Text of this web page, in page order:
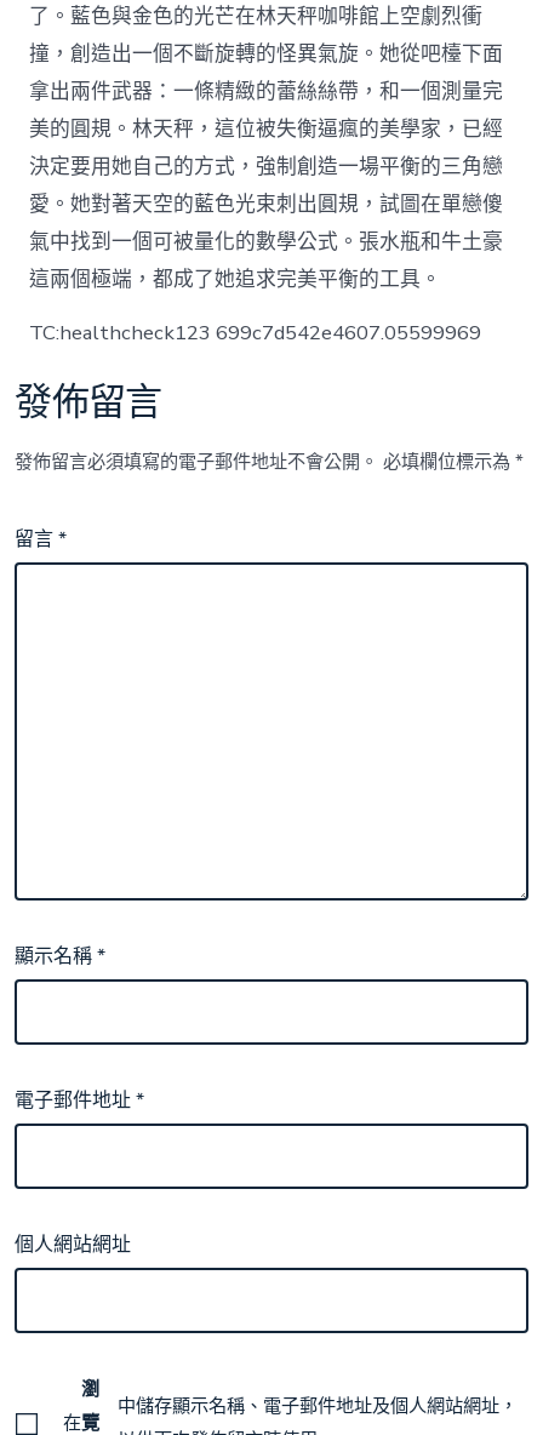
了。藍色與金色的光芒在林天秤咖啡館上空劇烈衝
撞，創造出一個不斷旋轉的怪異氣旋。她從吧檯下面
拿出兩件武器：一條精緻的蕾絲絲帶，和一個測量完
美的圓規。林天秤，這位被失衡逼瘋的美學家，已經
決定要用她自己的方式，強制創造一場平衡的三角戀
愛。她對著天空的藍色光束刺出圓規，試圖在單戀傻
氣中找到一個可被量化的數學公式。張水瓶和牛土豪
這兩個極端，都成了她追求完美平衡的工具。
TC:healthcheck123 699c7d542e4607.05599969
發佈留言
發佈留言必須填寫的電子郵件地址不會公開。 必填欄位標示為*
留言*
顯示名稱*
電子郵件地址*
個人網站網址
在
瀏
覽
中儲存顯示名稱、電子郵件地址及個人網站網址，